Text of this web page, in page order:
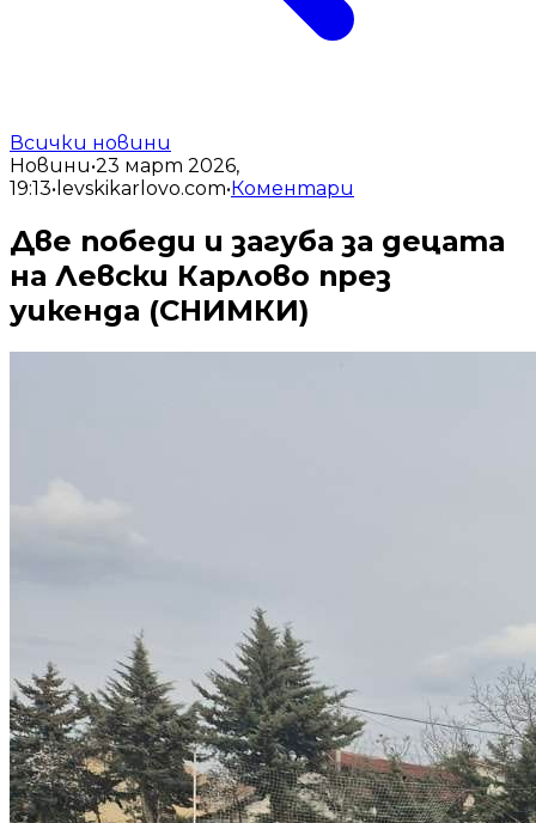
Всички новини
Новини•23 март 2026,
19:13• levskikarlovo.com•Коментари
Две победи и загуба за децата
на Левски Карлово през
уикенда (СНИМКИ)